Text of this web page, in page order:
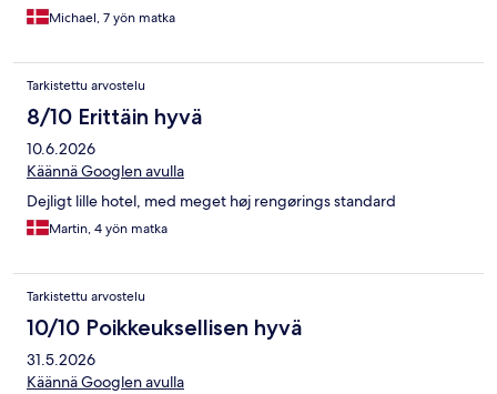
Michael, 7 yön matka
Tarkistettu arvostelu
8/10 Erittäin hyvä
10.6.2026
Käännä Googlen avulla
Dejligt lille hotel, med meget høj rengørings standard
Martin, 4 yön matka
Tarkistettu arvostelu
10/10 Poikkeuksellisen hyvä
31.5.2026
Käännä Googlen avulla